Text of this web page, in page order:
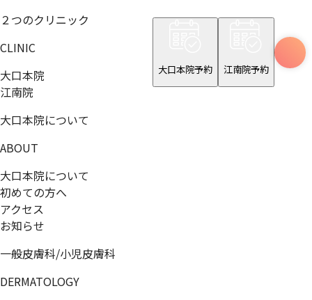
大口本院予約 江南院予約
２つのクリニック
CLINIC
大口本院
江南院
大口本院について
ABOUT
大口本院について
初めての方へ
アクセス
お知らせ
一般皮膚科/小児皮膚科
DERMATOLOGY